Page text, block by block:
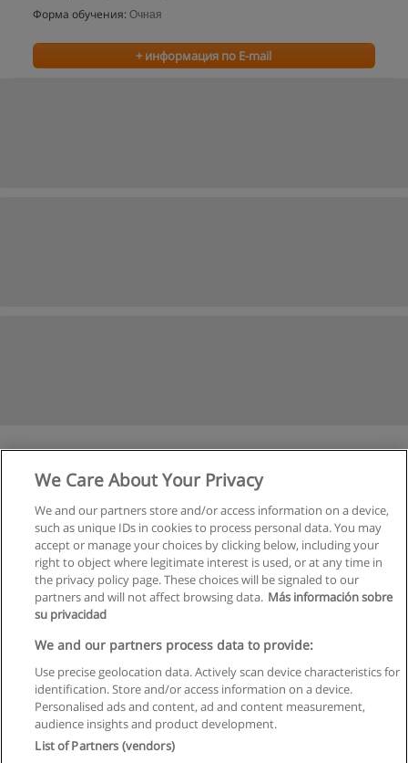
Форма обучения: Очная
+ информация по E-mail
2
Страница6из6
Правила пользования
Конфиденциальность информации
Напишите Educaedu
Copyright © Educaedu Business S.L. - CIF : B-95610580: -
We Care About Your Privacy
We and our partners store and/or access information on a device,
such as unique IDs in cookies to process personal data. You may
accept or manage your choices by clicking below, including your
right to object where legitimate interest is used, or at any time in
the privacy policy page. These choices will be signaled to our
partners and will not affect browsing data. Más información sobre
su privacidad
We and our partners process data to provide:
Use precise geolocation data. Actively scan device characteristics for
identification. Store and/or access information on a device.
Personalised ads and content, ad and content measurement,
audience insights and product development.
List of Partners (vendors)